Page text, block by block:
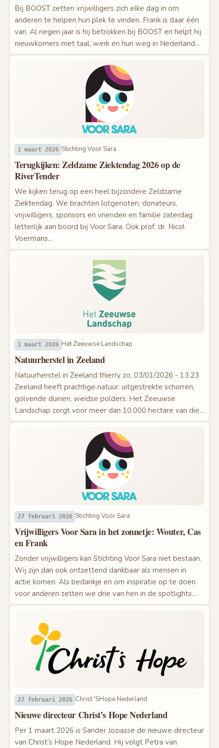
Bij BOOST zetten vrijwilligers zich elke dag in om
anderen te helpen hun plek te vinden. Frank is daar één
van. Al negen jaar is hij betrokken bij BOOST en helpt hij
nieuwkomers met taal, werk en hun weg in Nederland...
1 maart 2026 Stichting Voor Sara
Terugkijken: Zeldzame Ziektendag 2026 op de
RiverTender
We kijken terug op een heel bijzondere Zeldzame
Ziektendag. We brachten lotgenoten, donateurs,
vrijwilligers, sponsors en vrienden en familie zaterdag
letterlijk aan boord bij Voor Sara. Ook prof. dr. Nicol
Voermans...
1 maart 2026 Het Zeeuwse Landschap
Natuurherstel in Zeeland
Natuurherstel in Zeeland thierry zo, 03/01/2026 - 13:23
Zeeland heeft prachtige natuur: uitgestrekte schorren,
golvende duinen, weidse polders. Het Zeeuwse
Landschap zorgt voor meer dan 10.000 hectare van die...
27 februari 2026 Stichting Voor Sara
Vrijwilligers Voor Sara in het zonnetje: Wouter, Cas
en Frank
Zonder vrijwilligers kan Stichting Voor Sara niet bestaan.
Wij zijn dan ook ontzettend dankbaar als mensen in
actie komen. Als bedankje en om inspiratie op te doen
voor anderen zetten we drie van hen in de spotlights...
27 februari 2026 Christ 'SHope Nederland
Nieuwe directeur Christ’s Hope Nederland
Per 1 maart 2026 is Sander Joziasse de nieuwe directeur
van Christ’s Hope Nederland. Hij volgt Petra van